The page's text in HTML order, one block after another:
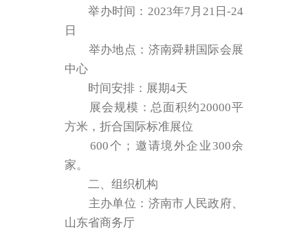
举办时间：2023年7月21日-24
日
举办地点：济南舜耕国际会展
中心
时间安排：展期4天
展会规模：总面积约20000平
方米，折合国际标准展位
600个；邀请境外企业300余
家。
二、组织机构
主办单位：济南市人民政府、
山东省商务厅